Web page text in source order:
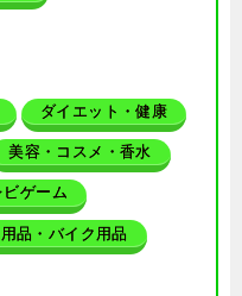
ダイエット・健康
美容・コスメ・香水
ビゲーム
品・バイク用品